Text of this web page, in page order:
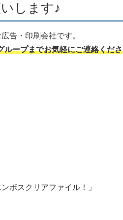
します♪
告・印刷会社です。
ループまでお気軽にご連絡くださ
ボスクリアファイル！」